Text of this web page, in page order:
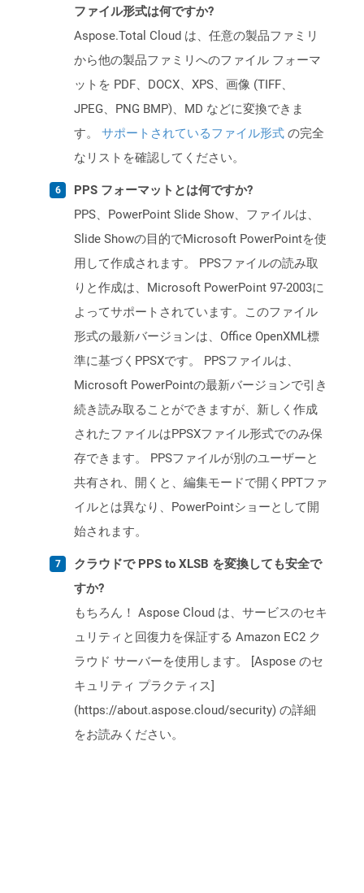
ファイル形式は何ですか?
Aspose.Total Cloud は、任意の製品ファミリ
から他の製品ファミリへのファイル フォーマ
ットを PDF、DOCX、XPS、画像 (TIFF、
JPEG、PNG BMP)、MD などに変換できま
す。 サポートされているファイル形式 の完全
なリストを確認してください。
PPS フォーマットとは何ですか?
PPS、PowerPoint Slide Show、ファイルは、
Slide Showの目的でMicrosoft PowerPointを使
用して作成されます。 PPSファイルの読み取
りと作成は、Microsoft PowerPoint 97-2003に
よってサポートされています。このファイル
形式の最新バージョンは、Office OpenXML標
準に基づくPPSXです。 PPSファイルは、
Microsoft PowerPointの最新バージョンで引き
続き読み取ることができますが、新しく作成
されたファイルはPPSXファイル形式でのみ保
存できます。 PPSファイルが別のユーザーと
共有され、開くと、編集モードで開くPPTファ
イルとは異なり、PowerPointショーとして開
始されます。
クラウドで PPS to XLSB を変換しても安全で
すか?
もちろん！ Aspose Cloud は、サービスのセキ
ュリティと回復力を保証する Amazon EC2 ク
ラウド サーバーを使用します。 [Aspose のセ
キュリティ プラクティス]
(https://about.aspose.cloud/security) の詳細
をお読みください。